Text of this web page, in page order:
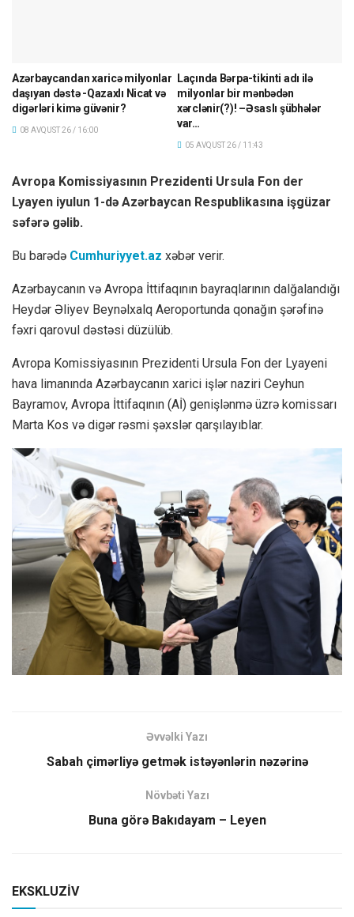
Azərbaycandan xaricə milyonlar
daşıyan dəstə -Qazaxlı Nicat və
digərləri kimə güvənir?
08 AVQUST 26 / 16:00
Laçında Bərpa-tikinti adı ilə
milyonlar bir mənbədən
xərclənir(?)! –Əsaslı şübhələr
var…
05 AVQUST 26 / 11:43
Avropa Komissiyasının Prezidenti Ursula Fon der
Lyayen iyulun 1-də Azərbaycan Respublikasına işgüzar
səfərə gəlib.
Bu barədə Cumhuriyyet.az xəbər verir.
Azərbaycanın və Avropa İttifaqının bayraqlarının dalğalandığı
Heydər Əliyev Beynəlxalq Aeroportunda qonağın şərəfinə
fəxri qarovul dəstəsi düzülüb.
Avropa Komissiyasının Prezidenti Ursula Fon der Lyayeni
hava limanında Azərbaycanın xarici işlər naziri Ceyhun
Bayramov, Avropa İttifaqının (Aİ) genişlənmə üzrə komissarı
Marta Kos və digər rəsmi şəxslər qarşılayıblar.
Əvvəlki Yazı
Sabah çimərliyə getmək istəyənlərin nəzərinə
Növbəti Yazı
Buna görə Bakıdayam – Leyen
EKSKLUZİV